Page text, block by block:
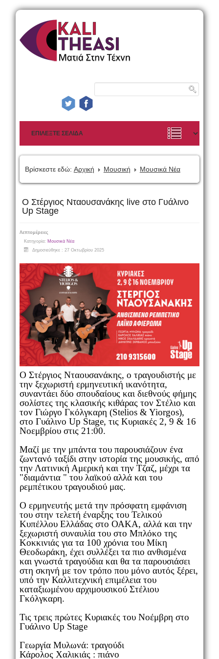
Βρίσκεστε εδώ: Αρχική Μουσική Μουσικά Νέα
Ο Στέργιος Νταουσανάκης live στο Γυάλινο
Up Stage
Λεπτομέρειες
Κατηγορία: Μουσικά Νέα
Δημοσιεύθηκε : 27 Οκτωβρίου 2025
Ο Στέργιος Νταουσανάκης, ο τραγουδιστής με
την ξεχωριστή ερμηνευτική ικανότητα,
συναντάει δύο σπουδαίους και διεθνούς φήμης
σολίστες της κλασικής κιθάρας τον Στέλιο και
τον Γιώργο Γκόλγκαρη (Stelios & Yiorgos),
στο Γυάλινο Up Stage, τις Κυριακές 2, 9 & 16
Νοεμβρίου στις 21:00.
Mαζί με την μπάντα του παρουσιάζουν ένα
ζωντανό ταξίδι στην ιστορία της μουσικής, από
την Λατινική Αμερική και την Τζαζ, μέχρι τα
"διαμάντια " του λαϊκού αλλά και του
ρεμπέτικου τραγουδιού μας.
Ο ερμηνευτής μετά την πρόσφατη εμφάνιση
του στην τελετή έναρξης του Τελικού
Κυπέλλου Ελλάδας στο ΟΑΚΑ, αλλά και την
ξεχωριστή συναυλία του στο Μπλόκο της
Κοκκινιάς για τα 100 χρόνια του Μίκη
Θεοδωράκη, έχει συλλέξει τα πιο ανθισμένα
και γνωστά τραγούδια και θα τα παρουσιάσει
στη σκηνή με τον τρόπο που μόνο αυτός ξέρει,
υπό την Καλλιτεχνική επιμέλεια του
καταξιωμένου αρχιμουσικού Στέλιου
Γκόλγκαρη.
Τις τρεις πρώτες Κυριακές του Νοέμβρη στο
Γυάλινο Up Stage
Γεωργία Μυλωνά: τραγούδι
Κάρολος Χαλικιάς : πιάνο